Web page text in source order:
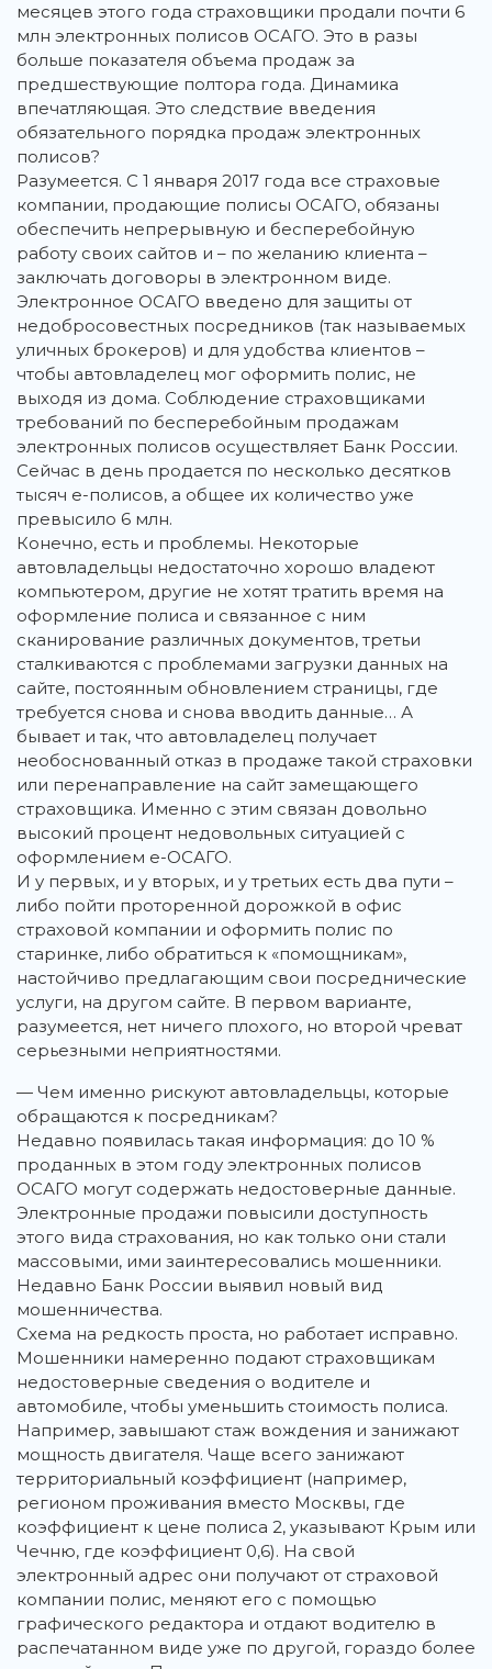
месяцев этого года страховщики продали почти 6
млн электронных полисов ОСАГО. Это в разы
больше показателя объема продаж за
предшествующие полтора года. Динамика
впечатляющая. Это следствие введения
обязательного порядка продаж электронных
полисов?
Разумеется. С 1 января 2017 года все страховые
компании, продающие полисы ОСАГО, обязаны
обеспечить непрерывную и бесперебойную
работу своих сайтов и – по желанию клиента –
заключать договоры в электронном виде.
Электронное ОСАГО введено для защиты от
недобросовестных посредников (так называемых
уличных брокеров) и для удобства клиентов –
чтобы автовладелец мог оформить полис, не
выходя из дома. Соблюдение страховщиками
требований по бесперебойным продажам
электронных полисов осуществляет Банк России.
Сейчас в день продается по несколько десятков
тысяч е-полисов, а общее их количество уже
превысило 6 млн.
Конечно, есть и проблемы. Некоторые
автовладельцы недостаточно хорошо владеют
компьютером, другие не хотят тратить время на
оформление полиса и связанное с ним
сканирование различных документов, третьи
сталкиваются с проблемами загрузки данных на
сайте, постоянным обновлением страницы, где
требуется снова и снова вводить данные… А
бывает и так, что автовладелец получает
необоснованный отказ в продаже такой страховки
или перенаправление на сайт замещающего
страховщика. Именно с этим связан довольно
высокий процент недовольных ситуацией с
оформлением е-ОСАГО.
И у первых, и у вторых, и у третьих есть два пути –
либо пойти проторенной дорожкой в офис
страховой компании и оформить полис по
старинке, либо обратиться к «помощникам»,
настойчиво предлагающим свои посреднические
услуги, на другом сайте. В первом варианте,
разумеется, нет ничего плохого, но второй чреват
серьезными неприятностями.
— Чем именно рискуют автовладельцы, которые
обращаются к посредникам?
Недавно появилась такая информация: до 10 %
проданных в этом году электронных полисов
ОСАГО могут содержать недостоверные данные.
Электронные продажи повысили доступность
этого вида страхования, но как только они стали
массовыми, ими заинтересовались мошенники.
Недавно Банк России выявил новый вид
мошенничества.
Схема на редкость проста, но работает исправно.
Мошенники намеренно подают страховщикам
недостоверные сведения о водителе и
автомобиле, чтобы уменьшить стоимость полиса.
Например, завышают стаж вождения и занижают
мощность двигателя. Чаще всего занижают
территориальный коэффициент (например,
регионом проживания вместо Москвы, где
коэффициент к цене полиса 2, указывают Крым или
Чечню, где коэффициент 0,6). На свой
электронный адрес они получают от страховой
компании полис, меняют его с помощью
графического редактора и отдают водителю в
распечатанном виде уже по другой, гораздо более